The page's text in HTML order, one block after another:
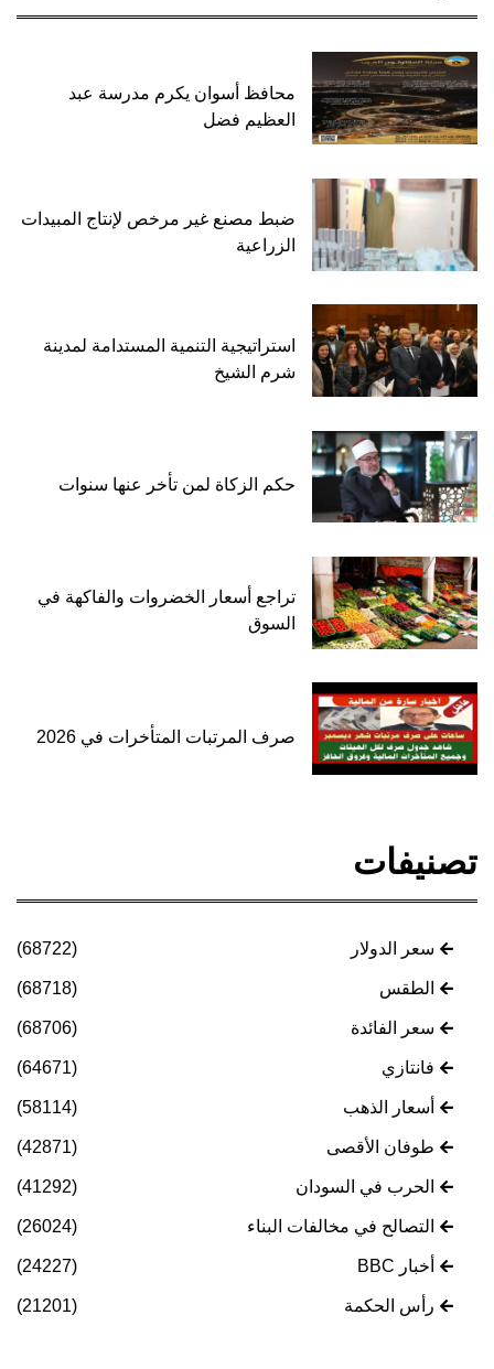
محافظ أسوان يكرم مدرسة عبد
العظيم فضل
ضبط مصنع غير مرخص لإنتاج المبيدات
الزراعية
استراتيجية التنمية المستدامة لمدينة
شرم الشيخ
حكم الزكاة لمن تأخر عنها سنوات
تراجع أسعار الخضروات والفاكهة في
السوق
صرف المرتبات المتأخرات في 2026
تصنيفات
سعر الدولار (68722)
الطقس (68718)
سعر الفائدة (68706)
فانتازي (64671)
أسعار الذهب (58114)
طوفان الأقصى (42871)
الحرب في السودان (41292)
التصالح في مخالفات البناء (26024)
أخبار BBC (24227)
رأس الحكمة (21201)